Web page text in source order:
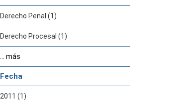
Derecho Penal (1)
Derecho Procesal (1)
... más
Fecha
2011 (1)